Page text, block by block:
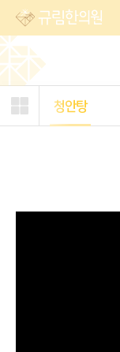
주제형
캐스트
관심
주제
청안탕
전체
열기